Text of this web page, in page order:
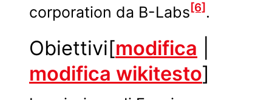
corporation da B-Labs [6] .
Obiettivi[modifica
modifica wikitesto]